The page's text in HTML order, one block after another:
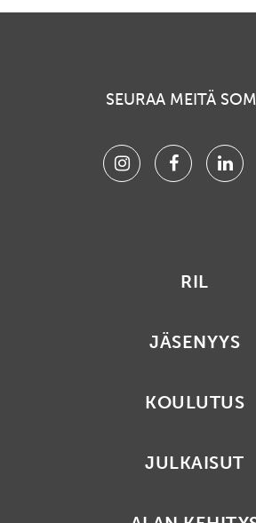
SEURAA MEITÄ
InstagramFacebook
RIL
JÄSENYYS
KOULUTUS
JULKAISUT